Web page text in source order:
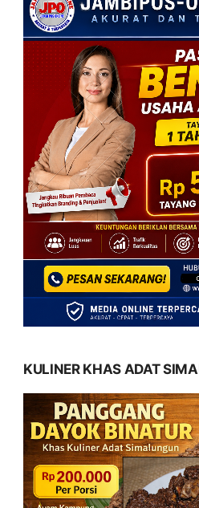
KULINER KHAS ADAT